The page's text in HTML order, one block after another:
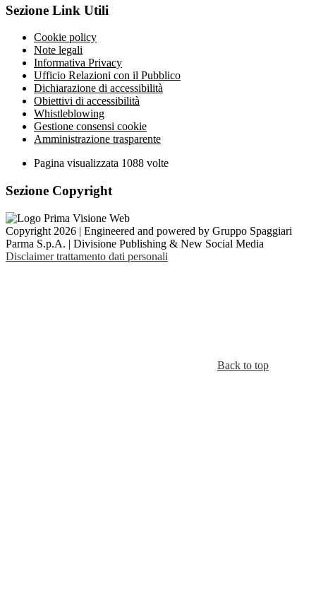
Sezione Link Utili
Cookie policy
Note legali
Informativa Privacy
Ufficio Relazioni con il Pubblico
Dichiarazione di accessibilità
Obiettivi di accessibilità
Whistleblowing
Gestione consensi cookie
Amministrazione trasparente
Pagina visualizzata 1088 volte
Sezione Copyright
Copyright 2026 | Engineered and powered by Gruppo Spaggiari
Parma S.p.A. | Divisione Publishing & New Social Media
Disclaimer trattamento dati personali
Back to top